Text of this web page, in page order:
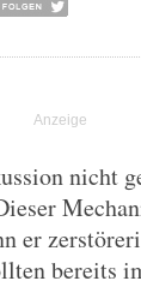
nicht
er
bereits